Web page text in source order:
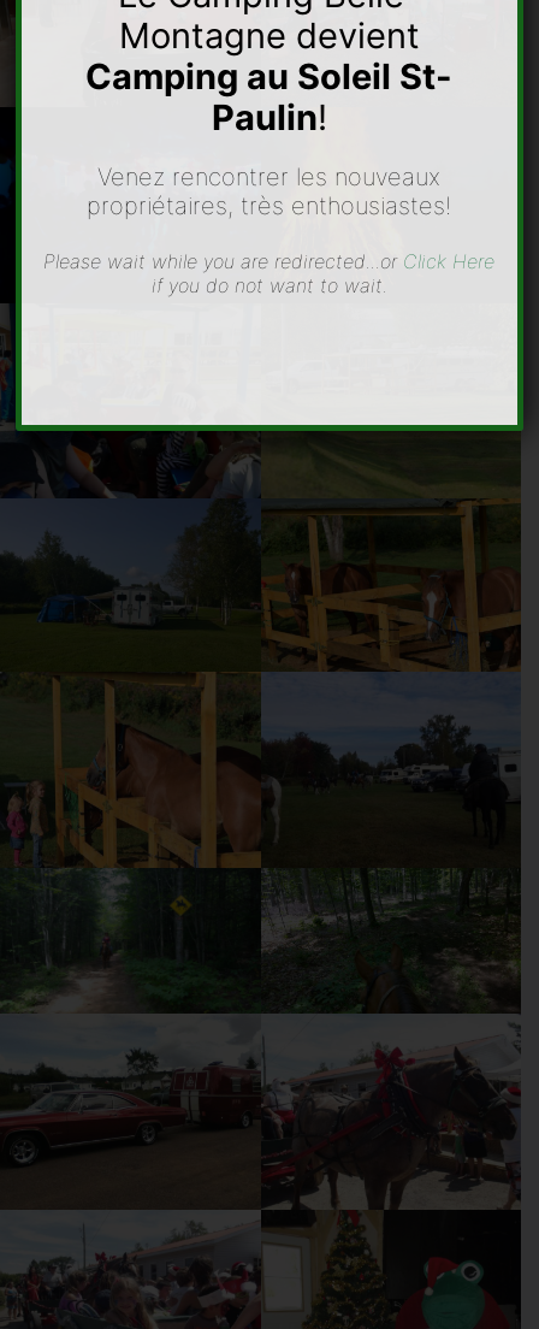
Montagne devient
Camping au Soleil St-
Paulin!
Venez rencontrer les nouveaux
propriétaires, très enthousiastes!
Please wait while you are redirected...or Click Here
if you do not want to wait.